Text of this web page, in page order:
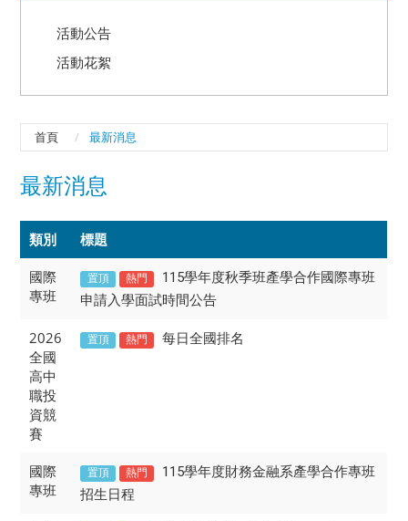
活動公告
活動花絮
首頁 最新消息
最新消息
類別 標題
國際
專班
置頂 熱門
115學年度秋季班產學合作國際專班
申請入學面試時間公告
2026
全國
高中
職投
資競
賽
置頂 熱門 每日全國排名
國際
專班
置頂 熱門
115學年度財務金融系產學合作專班
招生日程